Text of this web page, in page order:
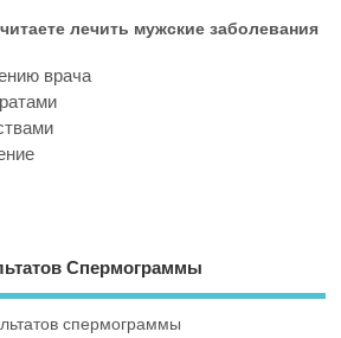
лечить мужские заболевания
врача
Спермограммы